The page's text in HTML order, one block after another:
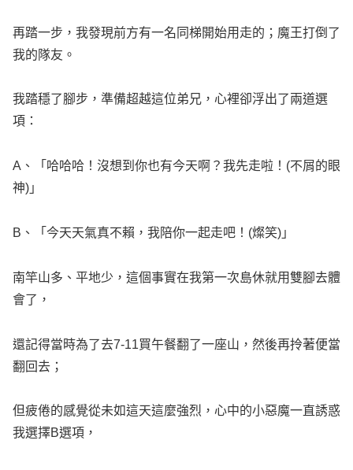
再踏一步，我發現前方有一名同梯開始用走的；魔王打倒了
我的隊友。
我踏穩了腳步，準備超越這位弟兄，心裡卻浮出了兩道選
項：
A、「哈哈哈！沒想到你也有今天啊？我先走啦！(不屑的眼
神)」
B、「今天天氣真不賴，我陪你一起走吧！(燦笑)」
南竿山多、平地少，這個事實在我第一次島休就用雙腳去體
會了，
還記得當時為了去7-11買午餐翻了一座山，然後再拎著便當
翻回去；
但疲倦的感覺從未如這天這麼強烈，心中的小惡魔一直誘惑
我選擇B選項，